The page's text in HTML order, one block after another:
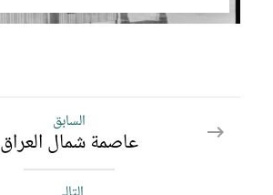
السابق
نينوى
موقع
أثري
السابق
عاصمة شمال العراق